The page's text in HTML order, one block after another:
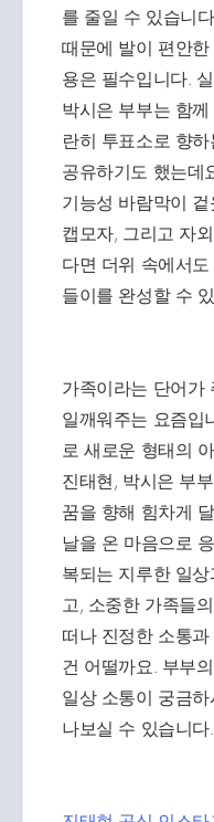
를 줄일 수 있습니
때문에 발이 편안
용은 필수입니다.
박시은 부부는 함
란히 투표소로 향
공유하기도 했는데
기능성 바람막이
캡모자, 그리고 자
다면 더위 속에서
들이를 완성할 수
가족이라는 단어가
일깨워주는 요즘입
로 새로운 형태의
진태현, 박시은 부
꿈을 향해 힘차게
날을 온 마음으로
복되는 지루한 일
고, 소중한 가족들
떠나 진정한 소통
건 어떨까요. 부부
일상 소통이 궁금
나보실 수 있습니다.